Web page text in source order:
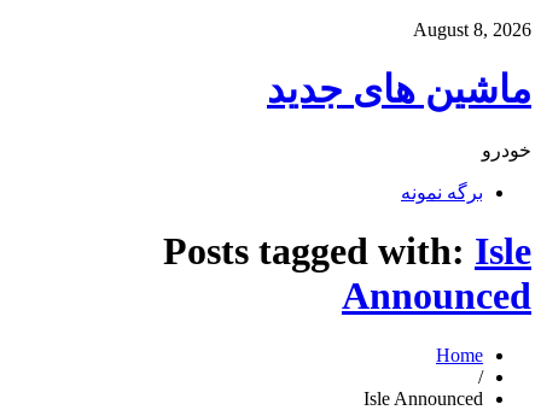
August 8, 2026
ماشین های جدید
خودرو
برگه نمونه
Posts tagged with: Isle
Announced
Home
/
Isle Announced